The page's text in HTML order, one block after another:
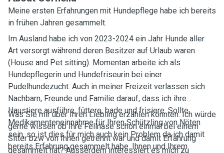
Meine ersten Erfahrungen mit Hundepflege habe ich bereits
in frühen Jahren gesammelt.
Im Ausland habe ich von 2023-2024 ein Jahr Hunde aller
Art versorgt während deren Besitzer auf Urlaub waren
(House and Pet sitting). Momentan arbeite ich als
Hundepflegerin und Hundefriseurin bei einer
Pudelhundezucht. Auch in meiner Freizeit verlassen sich
Nachbarn, Freunde und Familie darauf, dass ich ihre
Haustiere ausführe, füttere, bade und frisiere. Sollte
Medikamenteneinnahme für Ihren Schützling von Nöten
sein, so ist dies für mich auch kein Problem da ich damit
bereits Erfahrung gesammelt habe. Ihnen und Ihrem
Was Sie mir über Ihren Liebling erzählen könnten: Ich würde
gerne wissen ob Ihre Fellnase schon einmal bei einem
Sitter bzw von Ihnen getrennt war und damit Erfahrung
gesammelt hat? Ausserdem interessiert es mich zu